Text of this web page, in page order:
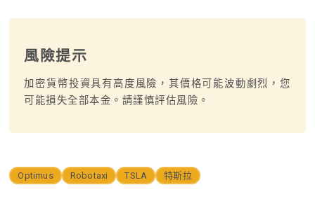
風險提示
加密貨幣投資具有高度風險，其價格可能波動劇烈，您
可能損失全部本金。請謹慎評估風險。
Optimus Robotaxi TSLA 特斯拉